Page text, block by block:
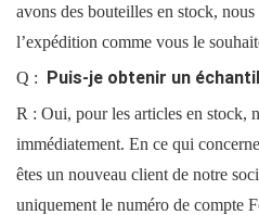
avons des bouteilles en stock,
l’expédition comme vous le
Q : Puis-je obtenir un
R : Oui, pour les articles en stock,
immédiatement. En ce qui
êtes un nouveau client de notre
uniquement le numéro de compte